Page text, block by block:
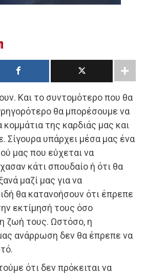
Και το συντομότερο που θα
θα μπορέσουμε να
της καρδιάς μας και
Σίγουρα υπάρχει μέσα μας ένα
μας που εύχεται να
κάτι σπουδαίο ή ότι θα
μαζί μας για να
θα κατανοήσουν ότι έπρεπε
εκτίμησή τους όσο
ζωή τους. Ωστόσο, η
ανάρρωση δεν θα έπρεπε να
ότι δεν πρόκειται να